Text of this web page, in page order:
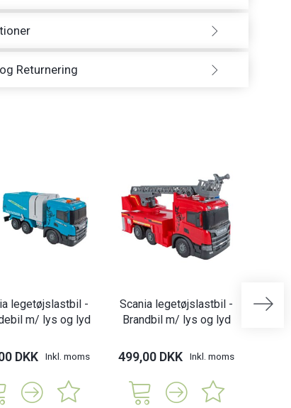
Returnering
legetøjslastbil -
m/ lys og lyd
DKK Inkl. moms
Scania legetøjslastbil -
Brandbil m/ lys og lyd
499,00 DKK Inkl. moms
BIG